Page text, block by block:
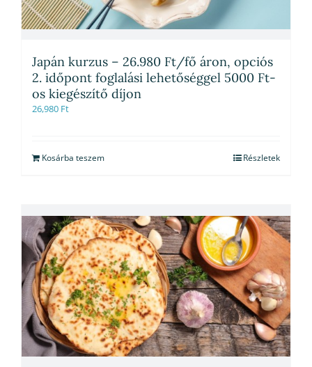
Japán kurzus – 26.980 Ft/fő áron, opciós
2. időpont foglalási lehetőséggel 5000 Ft-
os kiegészítő díjon
26,980 Ft
Kosárba teszem Részletek